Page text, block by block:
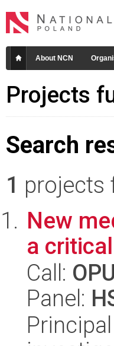
About NCN
Projects
Search
1 projects
New
a
Call:
Panel:
Principal